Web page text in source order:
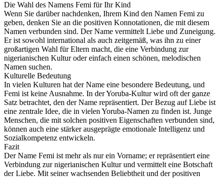
Die Wahl des Namens Femi für Ihr Kind
Wenn Sie darüber nachdenken, Ihrem Kind den Namen Femi zu
geben, denken Sie an die positiven Konnotationen, die mit diesem
Namen verbunden sind. Der Name vermittelt Liebe und Zuneigung.
Er ist sowohl international als auch zeitgemäß, was ihn zu einer
großartigen Wahl für Eltern macht, die eine Verbindung zur
nigerianischen Kultur oder einfach einen schönen, melodischen
Namen suchen.
Kulturelle Bedeutung
In vielen Kulturen hat der Name eine besondere Bedeutung, und
Femi ist keine Ausnahme. In der Yoruba-Kultur wird oft der ganze
Satz betrachtet, den der Name repräsentiert. Der Bezug auf Liebe ist
eine zentrale Idee, die in vielen Yoruba-Namen zu finden ist. Junge
Menschen, die mit solchen positiven Eigenschaften verbunden sind,
können auch eine stärker ausgeprägte emotionale Intelligenz und
Sozialkompetenz entwickeln.
Fazit
Der Name Femi ist mehr als nur ein Vorname; er repräsentiert eine
Verbindung zur nigerianischen Kultur und vermittelt eine Botschaft
der Liebe. Mit seiner wachsenden Beliebtheit und der positiven